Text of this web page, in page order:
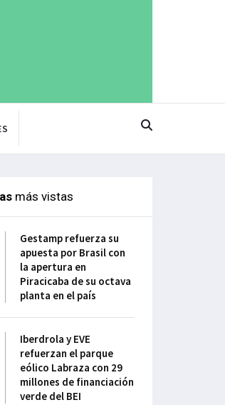
más vistas
Gestamp refuerza su
apuesta por Brasil con
la apertura en
Piracicaba de su octava
planta en el país
Iberdrola y EVE
refuerzan el parque
eólico Labraza con 29
millones de financiación
verde del BEI